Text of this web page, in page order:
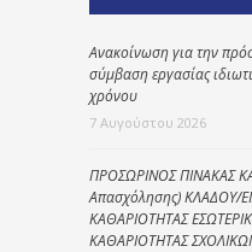
Ανακοίνωση για την
σύμβαση εργασίας
χρόνου
7 Αυγούστου 2026
ΠΡΟΣΩΡΙΝΟΣ ΠΙΝΑΚΑΣ
Απασχόλησης) ΚΛΑΔΟΥ/
ΚΑΘΑΡΙΟΤΗΤΑΣ
ΚΑΘΑΡΙΟΤΗΤΑΣ